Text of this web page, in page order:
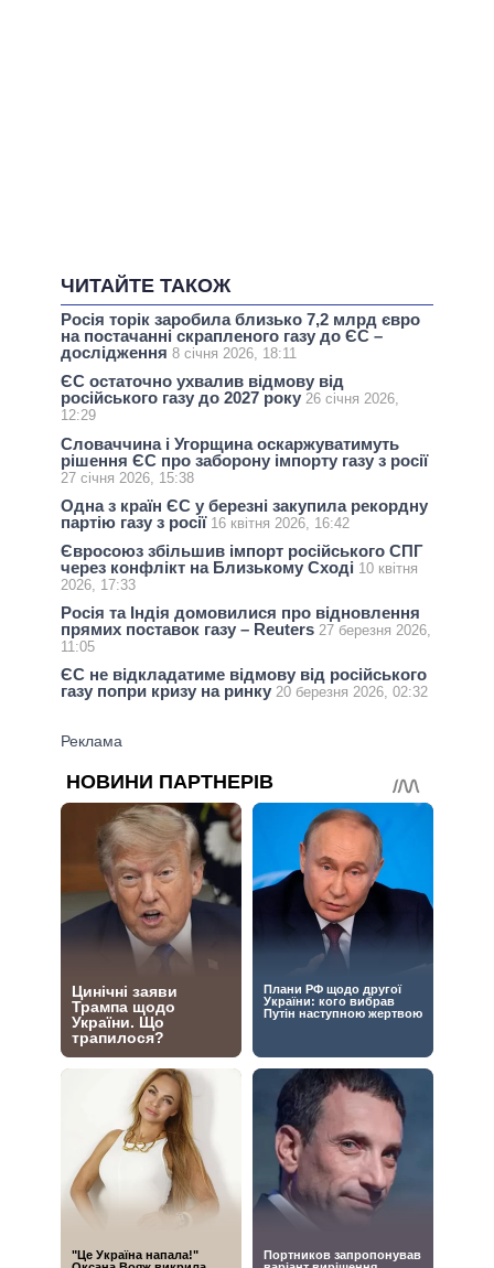
ЧИТАЙТЕ ТАКОЖ
Росія торік заробила близько 7,2 млрд євро
на постачанні скрапленого газу до ЄС –
дослідження 8 січня 2026, 18:11
ЄС остаточно ухвалив відмову від
російського газу до 2027 року 26 січня 2026,
12:29
Словаччина і Угорщина оскаржуватимуть
рішення ЄС про заборону імпорту газу з росії
27 січня 2026, 15:38
Одна з країн ЄС у березні закупила рекордну
партію газу з росії 16 квітня 2026, 16:42
Євросоюз збільшив імпорт російського СПГ
через конфлікт на Близькому Сході 10 квітня
2026, 17:33
Росія та Індія домовилися про відновлення
прямих поставок газу – Reuters 27 березня 2026,
11:05
ЄС не відкладатиме відмову від російського
газу попри кризу на ринку 20 березня 2026, 02:32